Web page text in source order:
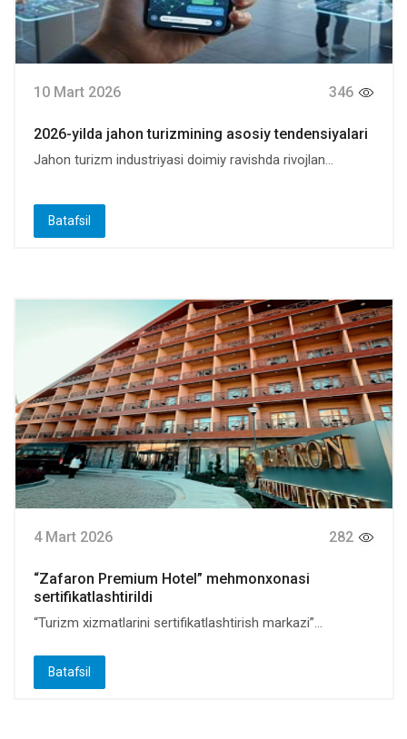
10 Mart 2026 346
2026-yilda jahon turizmining asosiy tendensiyalari
Jahon turizm industriyasi doimiy ravishda rivojlan...
Batafsil
4 Mart 2026 282
“Zafaron Premium Hotel” mehmonxonasi
sertifikatlashtirildi
“Turizm xizmatlarini sertifikatlashtirish markazi”...
Batafsil